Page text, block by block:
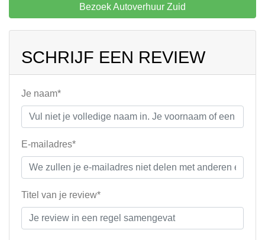
Bezoek Autoverhuur Zuid
SCHRIJF EEN REVIEW
Je naam*
E-mailadres*
Titel van je review*